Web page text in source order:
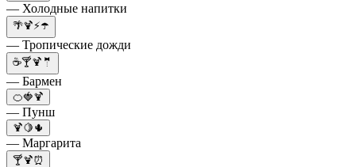
— Холодные напитки
🌴🍹⚡️☂️
— Тропические дожди
☕🍸🍹🤵
— Бармен
🍊🍓🍹
— Пунш
🍹🍋🌵
— Маргарита
🍸🍹⏰